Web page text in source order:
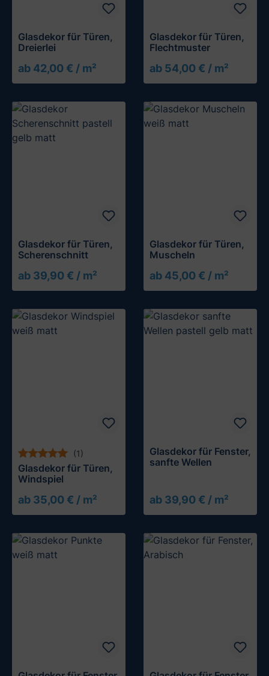
Glasdekor für Türen,
Dreierlei
ab 42,00 € / m²
Glasdekor für Türen,
Flechtmuster
ab 54,00 € / m²
Glasdekor für Türen,
Scherenschnitt
ab 39,90 € / m²
Glasdekor für Türen,
Muscheln
ab 45,00 € / m²
(1)
Glasdekor für Türen,
Windspiel
ab 35,00 € / m²
Glasdekor für Fenster,
sanfte Wellen
ab 39,90 € / m²